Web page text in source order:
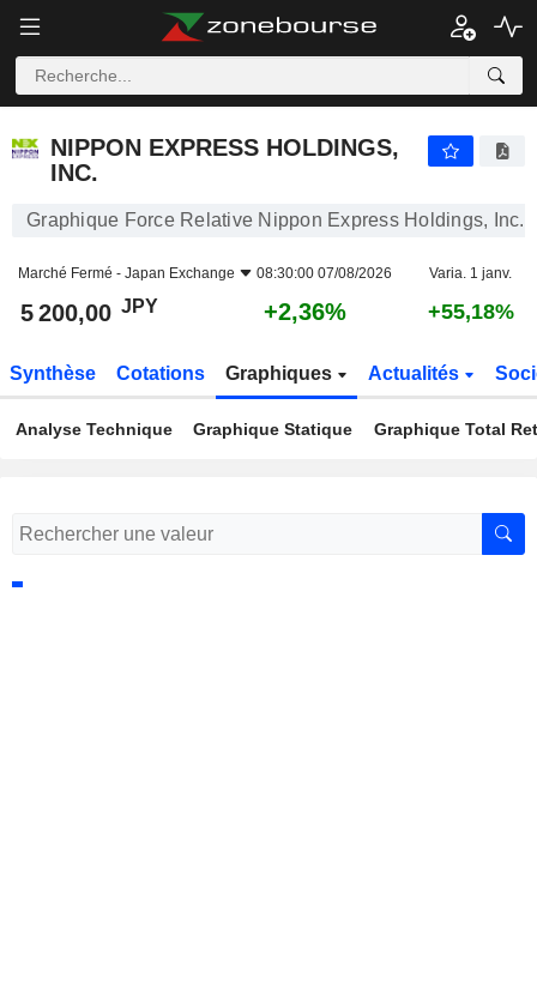
NIPPON EXPRESS HOLDINGS,
INC.
Graphique Force Relative Nippon Express Holdings, Inc.
Marché Fermé - Japan Exchange 08:30:00 07/08/2026 Varia. 1 janv.
5 200,00 JPY +2,36% +55,18%
Synthèse Cotations Graphiques Actualités
Analyse Technique Graphique Statique Graphique Total